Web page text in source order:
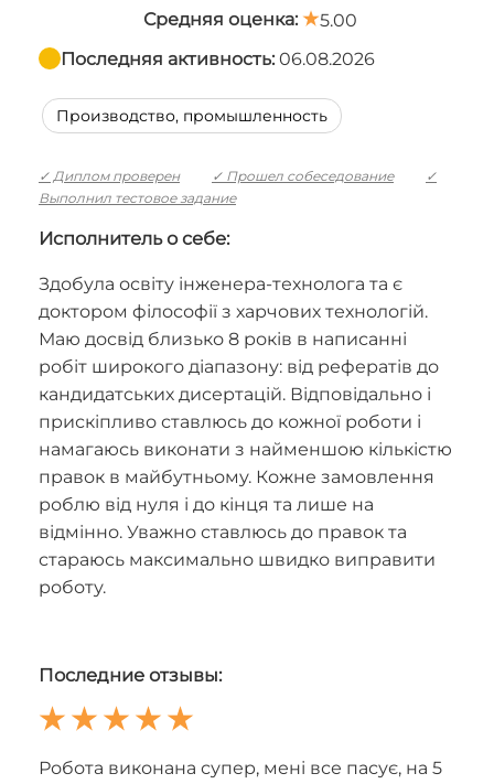
Средняя оценка:
5.00
Последняя активность: 06.08.2026
Производство, промышленность
✓ Диплом проверен ✓ Прошел собеседование
✓
Выполнил тестовое задание
Исполнитель о себе:
Здобула освіту інженера-технолога та є
доктором філософії з харчових технологій.
Маю досвід близько 8 років в написанні
робіт широкого діапазону: від рефератів до
кандидатських дисертацій. Відповідально і
прискіпливо ставлюсь до кожної роботи і
намагаюсь виконати з найменшою кількістю
правок в майбутньому. Кожне замовлення
роблю від нуля і до кінця та лише на
відмінно. Уважно ставлюсь до правок та
стараюсь максимально швидко виправити
роботу.
Последние отзывы:
Робота виконана супер, мені все пасує, на 5